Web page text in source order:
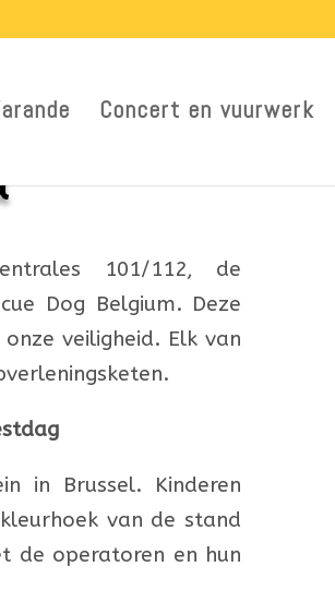
Concert en vuurwerk
101/112, de
Dog Belgium. Deze
veiligheid. Elk van
in Brussel. Kinderen
van de stand
de operatoren en hun